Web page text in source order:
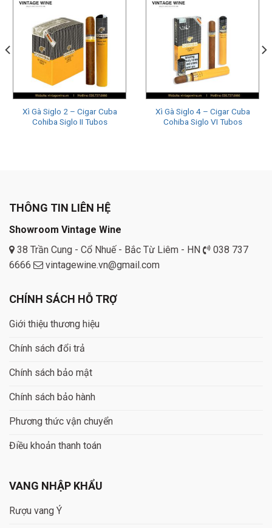
Xì Gà Siglo 2 – Cigar Cuba
Cohiba Siglo II Tubos
Xì Gà Siglo 4 – Cigar Cuba
Cohiba Siglo VI Tubos
THÔNG TIN LIÊN HỆ
Showroom Vintage Wine
38 Trần Cung - Cổ Nhuế - Bắc Từ Liêm - HN
038 737
6666
vintagewine.vn@gmail.com
CHÍNH SÁCH HỖ TRỢ
Giới thiệu thương hiệu
Chính sách đổi trả
Chính sách bảo mật
Chính sách bảo hành
Phương thức vận chuyển
Điều khoản thanh toán
VANG NHẬP KHẨU
Rượu vang Ý